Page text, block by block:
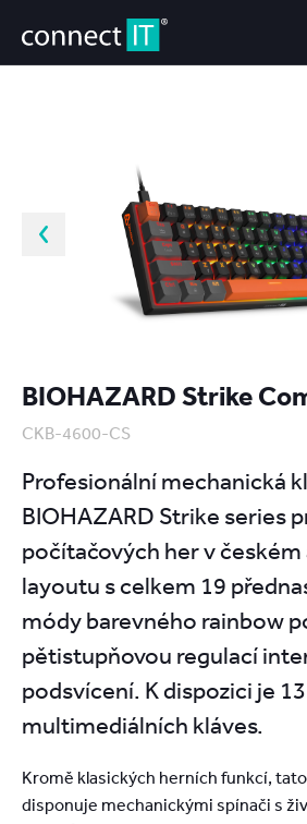
BIOHAZARD Strike
CKB-4600-CS
Profesionální mechanická
BIOHAZARD Strike series
počítačových her v českém
layoutu s celkem 19
módy barevného rainbow
pětistupňovou regulací
podsvícení. K dispozici je 13
multimediálních kláves.
Kromě klasických herních funkcí,
disponuje mechanickými spínači s